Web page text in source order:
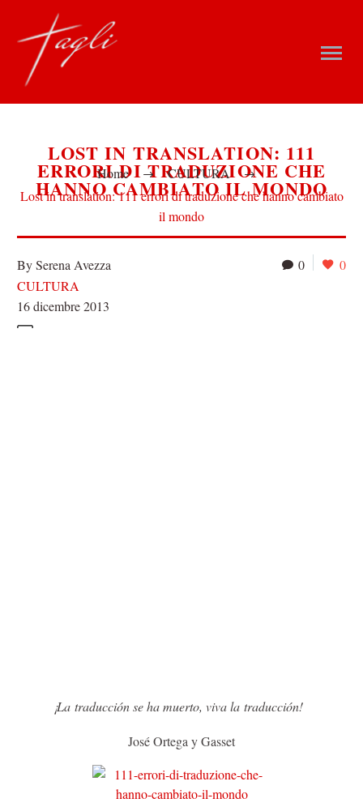
LOST IN TRANSLATION: 111
ERRORI DI TRADUZIONE CHE
HANNO CAMBIATO IL MONDO
Home
CULTURA
Lost in translation: 111 errori di traduzione che hanno cambiato
il mondo
0 0
By Serena Avezza
CULTURA
16 dicembre 2013
¡La traducción se ha muerto, viva la traducción!
José Ortega y Gasset